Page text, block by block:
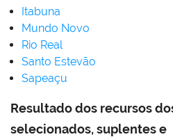
Itabuna
Mundo Novo
Rio Real
Santo Estevão
Sapeaçu
Resultado dos recursos
selecionados, suplentes e